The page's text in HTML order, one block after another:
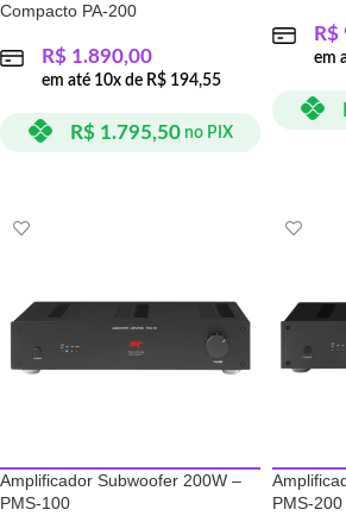
Compacto PA-200
R$ 1.890,00
em até 10x de R$ 194,55
R$1.795,50 no PIX
R$
em
Amplificador Subwoofer 200W –
PMS-100
PMS-200